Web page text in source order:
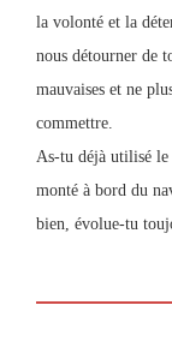
la volonté et la
nous détourner de
mauvaises et ne
commettre.
As-tu déjà utilisé le
monté à bord du
bien, évolue-tu